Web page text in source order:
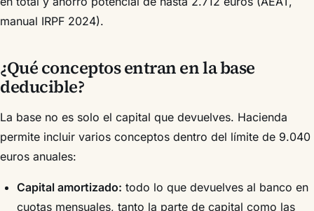
manual IRPF 2024).
¿Qué conceptos entran en la base
deducible?
La base no es solo el capital que devuelves. Hacienda
permite incluir varios conceptos dentro del límite de 9.040
euros anuales:
Capital amortizado: todo lo que devuelves al banco en
cuotas mensuales, tanto la parte de capital como las